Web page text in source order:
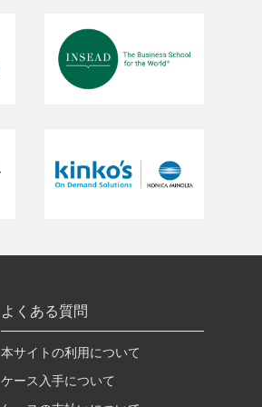
よくある質問
本サイトの利用について
ケース入手について